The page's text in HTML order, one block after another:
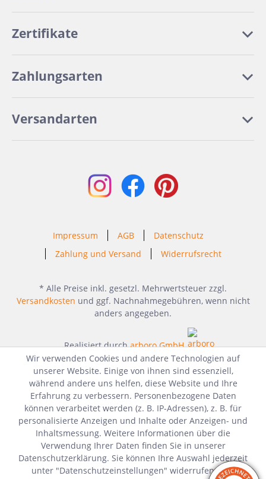
Zertifikate
Zahlungsarten
Versandarten
Impressum AGB
Datenschutz
Zahlung und Versand
Widerrufsrecht
* Alle Preise inkl. gesetzl. Mehrwertsteuer zzgl.
Versandkosten und ggf. Nachnahmegebühren, wenn nicht
anders angegeben.
Realisiert durcharboro GmbH
Wir verwenden Cookies und andere Technologien auf
unserer Website. Einige von ihnen sind essenziell,
während andere uns helfen, diese Website und Ihre
Erfahrung zu verbessern. Personenbezogene Daten
können verarbeitet werden (z. B. IP-Adressen), z. B. für
personalisierte Anzeigen und Inhalte oder Anzeigen- und
Inhaltsmessung. Weitere Informationen über die
Verwendung Ihrer Daten finden Sie in unserer
Datenschutzerklärung. Sie können Ihre Auswahl jederzeit
unter "Datenschutzeinstellungen" widerrufen oder